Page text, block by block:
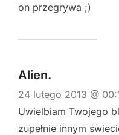
on przegrywa ;)
Alien.
24 lutego 2013 @
Uwielbiam Twojego
zupełnie innym